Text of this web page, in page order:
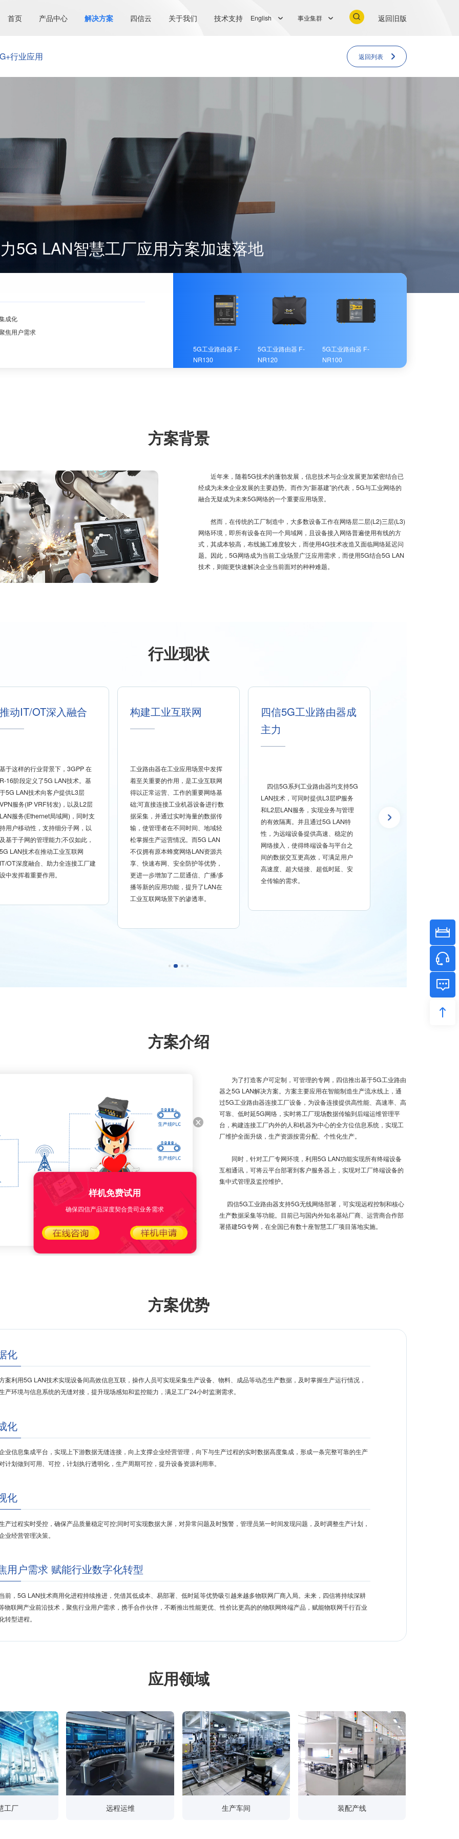
首页 产品中心 解决方案 四信云 关于我们 技术支持 English 事业集群 返回旧版
行业应用 返回列表
5G LAN智慧工厂应用方案加速落地
成化
焦用户需求
5G工业路由器 F-
NR130
5G工业路由器 F-
NR120
5G工业路由器 F-
NR100
方案背景
近年来，随着5G技术的蓬勃发展，信息技术与企业发展更加紧密结合已
经成为未来企业发展的主要趋势。而作为“新基建”的代表，5G与工业网络的
融合无疑成为未来5G网络的一个重要应用场景。
然而，在传统的工厂制造中，大多数设备工作在网络层二层(L2)三层(L3)
网络环境，即所有设备在同一个局域网，且设备接入网络普遍使用有线的方
式，其成本较高，布线施工难度较大，而使用4G技术改造又面临网络延迟问
题。因此，5G网络成为当前工业场景广泛应用需求，而使用5G结合5G LAN
技术，则能更快速解决企业当前面对的种种难题。
行业现状
动IT/OT深入融合
于这样的行业背景下，3GPP 在
16阶段定义了5G LAN技术。基
5G LAN技术向客户提供L3层
服务(IP VRF转发)，以及L2层
服务(Ethernet局域网)，同时支
用户移动性，支持细分子网，以
基于子网的管理能力;不仅如此，
LAN技术在推动工业互联网
OT深度融合、助力全连接工厂建
中发挥着重要作用。
构建工业互联网
工业路由器在工业应用场景中发挥
着至关重要的作用，是工业互联网
得以正常运营、工作的重要网络基
础;可直接连接工业机器设备进行数
据采集，并通过实时海量的数据传
输，使管理者在不同时间、地域轻
松掌握生产运营情况。而5G LAN
不仅拥有原本蜂窝网络LAN资源共
享、快速布网、安全防护等优势，
更进一步增加了二层通信、广播/多
播等新的应用功能，提升了LAN在
工业互联网场景下的渗透率。
四信5G工业路由器成
主力
四信5G系列工业路由器均支持5G
LAN技术，可同时提供L3层IP服务
和L2层LAN服务，实现业务与管理
的有效隔离。并且通过5G LAN特
性，为远端设备提供高速、稳定的
网络接入，使得终端设备与平台之
间的数据交互更高效，可满足用户
高速度、超大链接、超低时延、安
全传输的需求。
量，增加收益。在当前
方案介绍
为了打造客户可定制，可管理的专网，四信推出基于5G工业路由
器之5G LAN解决方案。方案主要应用在智能制造生产流水线上，通
过5G工业路由器连接工厂设备，为设备连接提供高性能、高速率、高
可靠、低时延5G网络，实时将工厂现场数据传输到后端运维管理平
台，构建连接工厂内外的人和机器为中心的全方位信息系统，实现工
厂维护全面升级，生产资源按需分配、个性化生产。
同时，针对工厂专网环境，利用5G LAN功能实现所有终端设备
互相通讯，可将云平台部署到客户服务器上，实现对工厂终端设备的
集中式管理及监控维护。
四信5G工业路由器支持5G无线网络部署，可实现远程控制和核心
生产数据采集等功能。目前已与国内外知名基站厂商、运营商合作部
署搭建5G专网，在全国已有数十座智慧工厂项目落地实施。
方案优势
化
用5G LAN技术实现设备间高效信息互联，操作人员可实现采集生产设备、物料、成品等动态生产数据，及时掌握生产运行情况，
产环境与信息系统的无缝对接，提升现场感知和监控能力，满足工厂24小时监测需求。
化
业信息集成平台，实现上下游数据无缝连接，向上支撑企业经营管理，向下与生产过程的实时数据高度集成，形成一条完整可靠的生产
计划做到可用、可控，计划执行透明化，生产周期可控，提升设备资源利用率。
化
产过程实时受控，确保产品质量稳定可控;同时可实现数据大屏，对异常问题及时预警，管理员第一时间发现问题，及时调整生产计划，
业经营管理决策。
用户需求 赋能行业数字化转型
5G LAN技术商用化进程持续推进，凭借其低成本、易部署、低时延等优势吸引越来越多物联网厂商入局。未来，四信将持续深耕
物联网产业前沿技术，聚焦行业用户需求，携手合作伙伴，不断推出性能更优、性价比更高的的物联网终端产品，赋能物联网千行百业
转型进程。
应用领域
工厂 远程运维 生产车间 装配产线
样机免费试用
确保四信产品深度契合贵司业务需求